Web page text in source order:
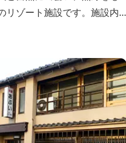
リゾート施設です。施設内
では、熊野を楽しむ為の多
の大パノラマ等、大自然を
います。 当館は全室
ンクルーシブをコンセプト